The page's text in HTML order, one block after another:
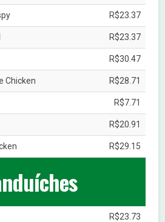
R$23.37
R$23.37
R$30.47
Chicken R$28.71
R$7.71
R$20.91
R$29.15
R$23.73